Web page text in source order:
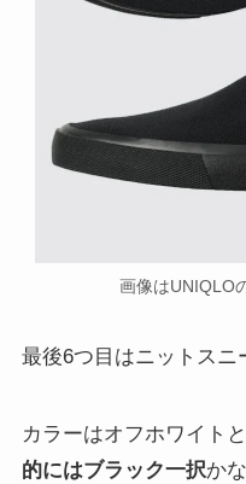
画像はUNIQLO
最後6つ目はニットスニ
カラーはオフホワイト
的にはブラック一択か